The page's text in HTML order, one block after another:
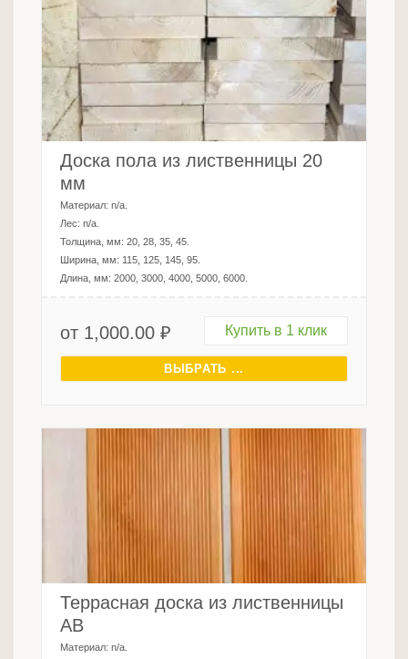
Доска пола из лиственницы 20
мм
Материал: n/a.
Лес: n/a.
Толщина, мм: 20, 28, 35, 45.
Ширина, мм: 115, 125, 145, 95.
Длина, мм: 2000, 3000, 4000, 5000, 6000.
от 1,000.00 ₽ Купить в 1 клик
ВЫБРАТЬ ...
Террасная доска из лиственницы
AB
Материал: n/a.